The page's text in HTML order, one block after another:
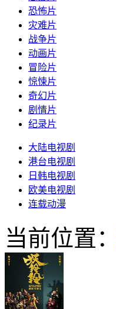
恐怖片
灾难片
战争片
动画片
冒险片
惊悚片
奇幻片
剧情片
纪录片
大陆电视剧
港台电视剧
日韩电视剧
欧美电视剧
连载动漫
当前位置：